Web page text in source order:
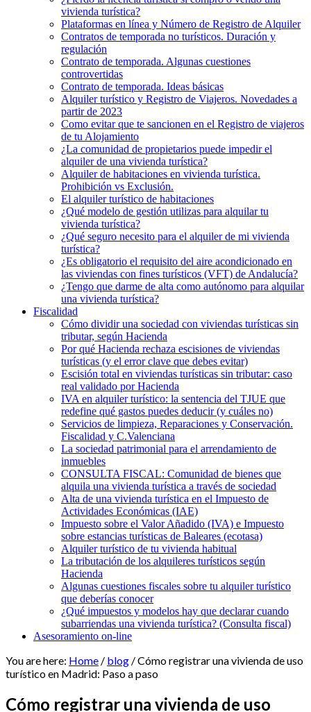
vivienda turística?
Plataformas en línea y Número de Registro de Alquiler
Contratos de temporada no turísticos. Duración y
regulación
Contrato de temporada. Algunas cuestiones
controvertidas
Contrato de temporada. Ideas básicas
Alquiler turístico y Registro de Viajeros. Novedades a
partir de 2023
Como evitar que te sancionen en el Registro de viajeros
de tu Alojamiento
¿La comunidad de propietarios puede impedir el
alquiler de una vivienda turística?
Alquiler de habitaciones en vivienda turística.
Prohibición vs Exclusión.
El alquiler turístico de habitaciones
¿Qué modelo de gestión utilizas para alquilar tu
vivienda turística?
¿Qué seguro necesito para el alquiler de mi vivienda
turística?
¿Es obligatorio el requisito del aire acondicionado en
las viviendas con fines turísticos (VFT) de Andalucía?
¿Tengo que darme de alta como autónomo para alquilar
una vivienda turística?
Fiscalidad
Cómo dividir una sociedad con viviendas turísticas sin
tributar, según Hacienda
Por qué Hacienda rechaza escisiones de viviendas
turísticas (y el error clave que debes evitar)
Escisión total en viviendas turísticas sin tributar: caso
real validado por Hacienda
IVA en alquiler turístico: la sentencia del TJUE que
redefine qué gastos puedes deducir (y cuáles no)
Servicios de limpieza, Reparaciones y Conservación.
Fiscalidad y C.Valenciana
La sociedad patrimonial para el arrendamiento de
inmuebles
CONSULTA FISCAL: Comunidad de bienes que
alquila una vivienda turística a través de sociedad
Alta de una vivienda turística en el Impuesto de
Actividades Económicas (IAE)
Impuesto sobre el Valor Añadido (IVA) e Impuesto
sobre estancias turísticas de Baleares (ecotasa)
Alquiler turístico de tu vivienda habitual
La tributación de los alquileres turísticos según
Hacienda
Algunas cuestiones fiscales sobre tu alquiler turístico
que deberías conocer
¿Qué impuestos y modelos hay que declarar cuando
subarriendas una vivienda turística? (Consulta fiscal)
Asesoramiento on-line
You are here: Home / blog /Cómo registrar una vivienda de uso
turístico en Madrid: Paso a paso
Cómo registrar una vivienda de uso